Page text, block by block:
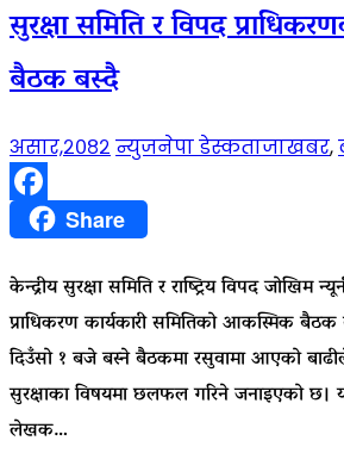
सुरक्षा समिति र विपद
बैठक बस्दै
असार,२०८२ न्युजनेपा डेस्कताजाखबर,
FacebookShare
केन्द्रीय सुरक्षा समिति र राष्ट्रिय विपद जोखिम
प्राधिकरण कार्यकारी समितिको आकस्मिक बैठक
दिउँसो १ बजे बस्ने बैठकमा रसुवामा आएको
सुरक्षाका विषयमा छलफल गरिने जनाइएको छ।
लेखक…